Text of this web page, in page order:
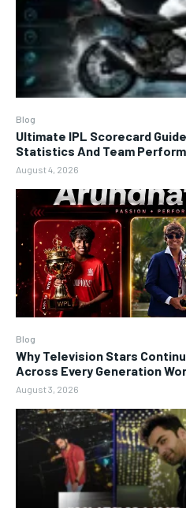
Blog
Ultimate IPL Scorecard
Statistics And Team
August 4, 2026
Blog
Why Television Stars
Across Every Generation
August 3, 2026